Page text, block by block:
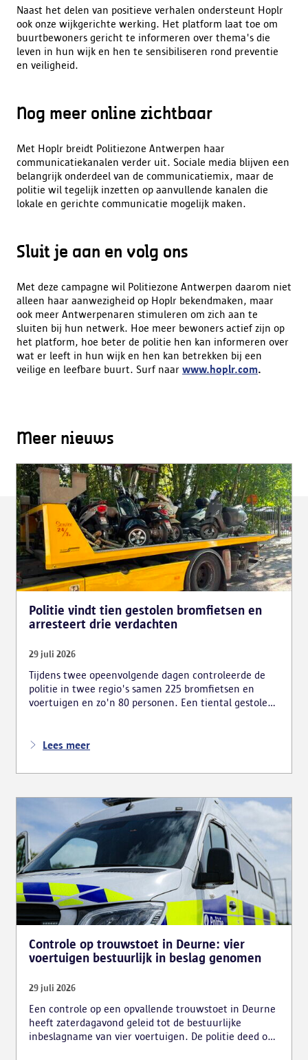
Naast het delen van positieve verhalen ondersteunt Hoplr
ook onze wijkgerichte werking. Het platform laat toe om
buurtbewoners gericht te informeren over thema's die
leven in hun wijk en hen te sensibiliseren rond preventie
en veiligheid.
Nog meer online zichtbaar
Met Hoplr breidt Politiezone Antwerpen haar
communicatiekanalen verder uit. Sociale media blijven een
belangrijk onderdeel van de communicatiemix, maar de
politie wil tegelijk inzetten op aanvullende kanalen die
lokale en gerichte communicatie mogelijk maken.
Sluit je aan en volg ons
Met deze campagne wil Politiezone Antwerpen daarom niet
alleen haar aanwezigheid op Hoplr bekendmaken, maar
ook meer Antwerpenaren stimuleren om zich aan te
sluiten bij hun netwerk. Hoe meer bewoners actief zijn op
het platform, hoe beter de politie hen kan informeren over
wat er leeft in hun wijk en hen kan betrekken bij een
veilige en leefbare buurt. Surf naar www.hoplr.com.
Meer nieuws
Politie vindt tien gestolen bromfietsen en
arresteert drie verdachten
29 juli 2026
Tijdens twee opeenvolgende dagen controleerde de
politie in twee regio's samen 225 bromfietsen en
voertuigen en zo'n 80 personen. Een tiental gestolen
Daarnaast arresteerde de politie ook drie verdachten
inbrekersmateriaal gevonden.
Lees meer
Controle op trouwstoet in Deurne: vier
voertuigen bestuurlijk in beslag genomen
29 juli 2026
Een controle op een opvallende trouwstoet in Deurne
heeft zaterdagavond geleid tot de bestuurlijke
inbeslagname van vier voertuigen. De politie deed ook